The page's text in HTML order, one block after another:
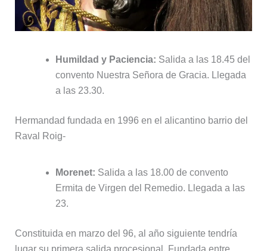
Humildad y Paciencia: Salida a las 18.45 del
convento Nuestra Señora de Gracia. Llegada
a las 23.30.
Hermandad fundada en 1996 en el alicantino barrio del
Raval Roig-
Morenet: Salida a las 18.00 de convento
Ermita de Virgen del Remedio. Llegada a las
23.
Constituida en marzo del 96, al año siguiente tendría
lugar su primera salida procesional. Fundada entre